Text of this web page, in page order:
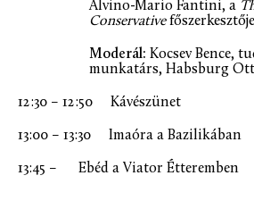
Alvino-Mario Fantini, a
Conservativefőszerkesztője
Moderál: Kocsev Bence,
munkatárs, Habsburg
12:30 – 12:50 Kávészünet
13:00 – 13:30 Imaóra a Bazilikában
13:45 – Ebéd a Viator Étteremben